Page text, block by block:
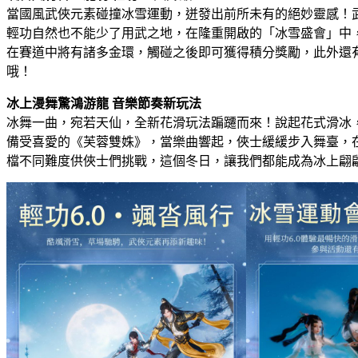
當國風武俠元素碰撞冰雪運動，迸發出前所未有的絕妙靈感
輕功自然也不能少了用武之地，在隆重開啟的「冰雪盛會」
在賽道中將有諸多金環，觸碰之後即可獲得積分獎勵，此外
哦！
冰上漫舞驚鴻游龍 音樂節奏新玩法
冰舞一曲，宛若天仙，全新花滑玩法蹁躚而來！說起花式滑
備受喜愛的《芙蓉雙姝》，當樂曲響起，俠士緩緩步入舞臺
檔不同難度供俠士們挑戰，這個冬日，讓我們都能成為冰上翩